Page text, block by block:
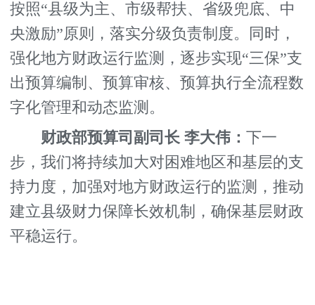
按照“县级为主、市级帮扶、省级兜底、中
央激励”原则，落实分级负责制度。同时，
强化地方财政运行监测，逐步实现“三保”支
出预算编制、预算审核、预算执行全流程数
字化管理和动态监测。
财政部预算司副司长 李大伟：
下一
步，我们将持续加大对困难地区和基层的支
持力度，加强对地方财政运行的监测，推动
建立县级财力保障长效机制，确保基层财政
平稳运行。